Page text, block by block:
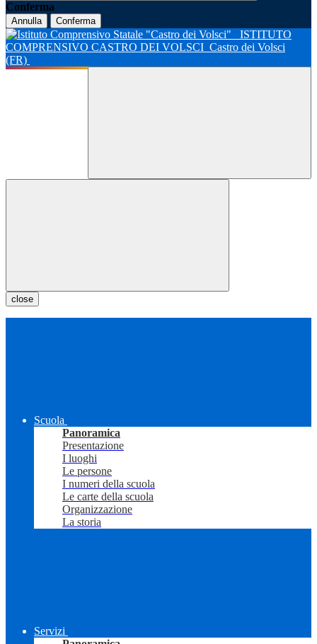
Conferma
Annulla Conferma
ISTITUTO
COMPRENSIVO CASTRO DEI VOLSCI Castro dei Volsci
(FR)
close
Scuola
Panoramica
Presentazione
I luoghi
Le persone
I numeri della scuola
Le carte della scuola
Organizzazione
La storia
Servizi